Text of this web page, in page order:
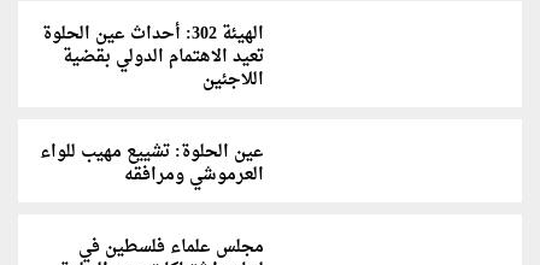
الهيئة 302: أحداث عين الحلوة
تعيد الاهتمام الدولي بقضية
اللاجئين
عين الحلوة: تشييع مهيب للواء
العرموشي ومرافقه
مجلس علماء فلسطين في